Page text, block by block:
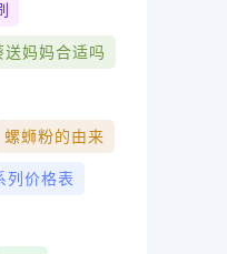
送妈妈合适吗
螺蛳粉的由来
列价格表